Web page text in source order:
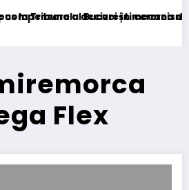
a accizei în mecanism
București cererea
Flex